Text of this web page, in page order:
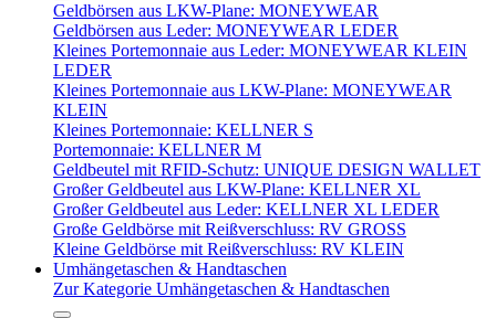
Geldbörsen aus LKW-Plane: MONEYWEAR
Geldbörsen aus Leder: MONEYWEAR LEDER
Kleines Portemonnaie aus Leder: MONEYWEAR KLEIN
LEDER
Kleines Portemonnaie aus LKW-Plane: MONEYWEAR
KLEIN
Kleines Portemonnaie: KELLNER S
Portemonnaie: KELLNER M
Geldbeutel mit RFID-Schutz: UNIQUE DESIGN WALLET
Großer Geldbeutel aus LKW-Plane: KELLNER XL
Großer Geldbeutel aus Leder: KELLNER XL LEDER
Große Geldbörse mit Reißverschluss: RV GROSS
Kleine Geldbörse mit Reißverschluss: RV KLEIN
Umhängetaschen & Handtaschen
Zur Kategorie Umhängetaschen & Handtaschen